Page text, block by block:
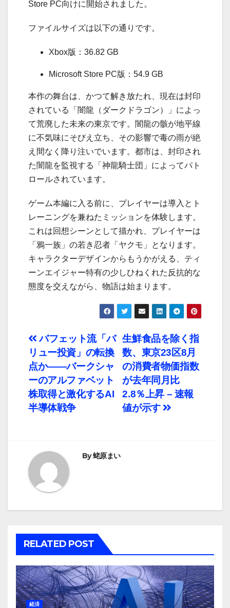
Store PC向けに開始されました。
ファイルサイズは以下の通りです。
Xbox版： 36.82 GB
Microsoft Store PC版： 54.9 GB
本作の舞台は、かつて解き放たれ、現在は封印
されている「闇龍（ダークドラゴン）」によっ
て荒廃した未来の東京です。闇龍の骸が地平線
に不気味にそびえ立ち、その影響で毒の雨が絶
え間なく降り注いでいます。都市は、封印され
た闇龍を監視する「神龍騎士団」によってパト
ロールされています。
ゲーム本編に入る前に、プレイヤーは導入とト
レーニングを兼ねたミッションを体験します。
これは回想シーンとして描かれ、プレイヤーは
「鴉一族」の若き忍者「ヤクモ」となります。
キャラクターデザインからもうかがえる、ティ
ーンエイジャー特有の少しひねくれた反抗的な
態度を交えながら、物語は始まります。
投
稿
ナ
ビ
ー
シ
ョ
ン
生鮮食品を除く指
数、東京23区8月
の消費者物価指数
が去年同月比
2.8％上昇 – 速報
値が示す
バフェット流「バ
リュー投資」の転換
点か――バークシャ
ーのアルファベット
株取得と激化するAI
半導体戦争
By蛯原まい
RELATED POST
経済